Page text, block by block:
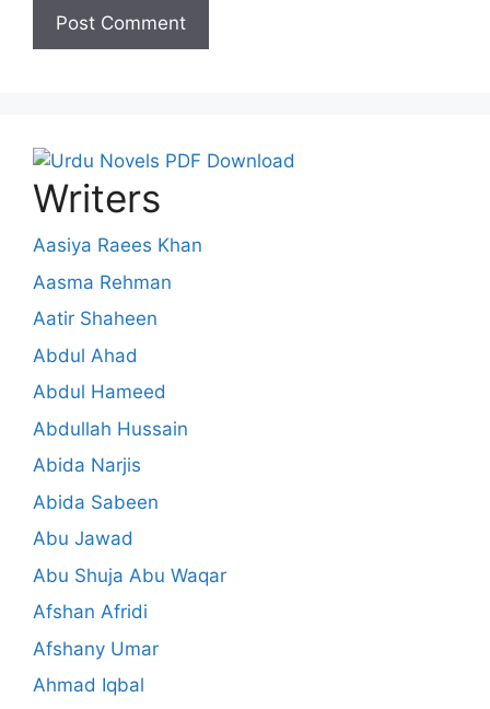
Writers
Aasiya Raees Khan
Aasma Rehman
Aatir Shaheen
Abdul Ahad
Abdul Hameed
Abdullah Hussain
Abida Narjis
Abida Sabeen
Abu Jawad
Abu Shuja Abu Waqar
Afshan Afridi
Afshany Umar
Ahmad Iqbal